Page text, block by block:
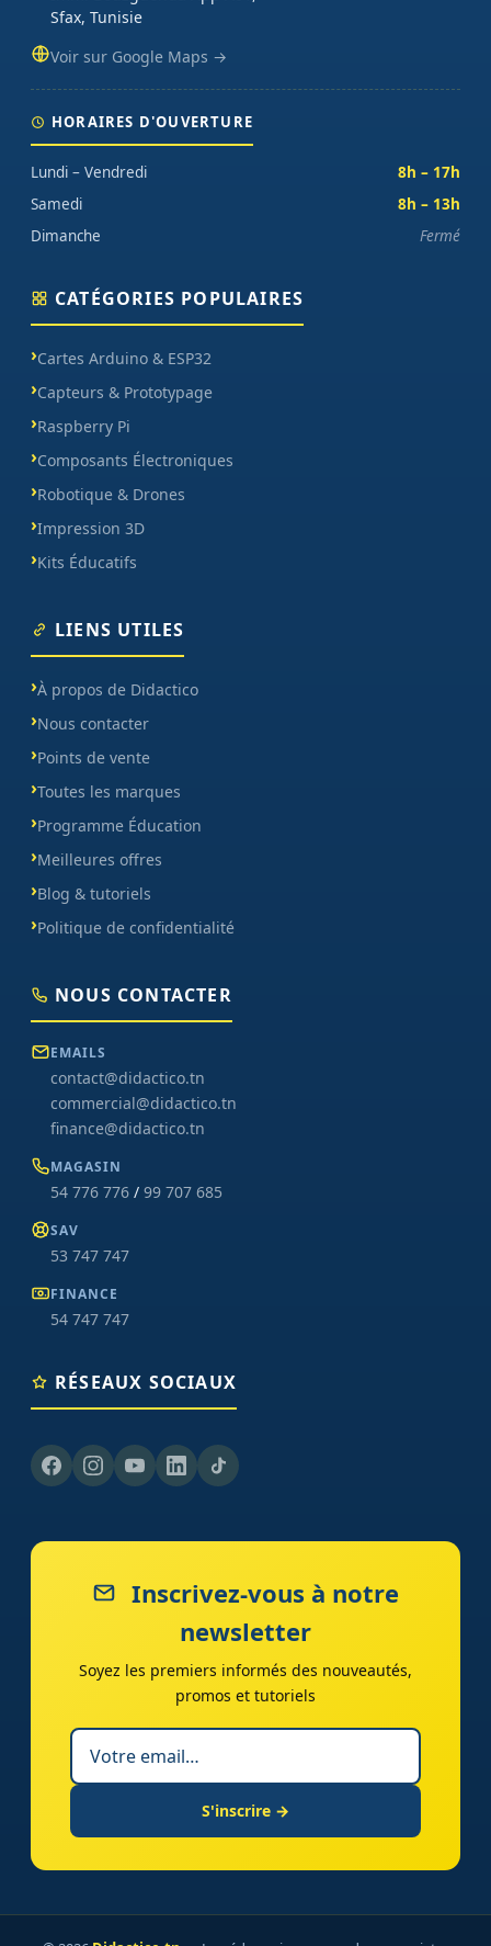
Sfax, Tunisie
Voir sur Google Maps →
HORAIRES D'OUVERTURE
Lundi – Vendredi
8h – 17h
Samedi
8h – 13h
Dimanche
Fermé
CATÉGORIES POPULAIRES
Cartes Arduino & ESP32
Capteurs & Prototypage
Raspberry Pi
Composants Électroniques
Robotique & Drones
Impression 3D
Kits Éducatifs
LIENS UTILES
À propos de Didactico
Nous contacter
Points de vente
Toutes les marques
Programme Éducation
Meilleures offres
Blog & tutoriels
Politique de confidentialité
NOUS CONTACTER
EMAILS
contact@didactico.tn
commercial@didactico.tn
finance@didactico.tn
MAGASIN
54 776 776 / 99 707 685
SAV
53 747 747
FINANCE
54 747 747
RÉSEAUX SOCIAUX
Inscrivez-vous à notre
newsletter
Soyez les premiers informés des nouveautés,
promos et tutoriels
S'inscrire →